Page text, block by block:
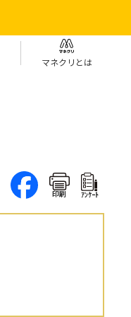
マネクリとは
印刷 ｱﾝｹｰﾄ